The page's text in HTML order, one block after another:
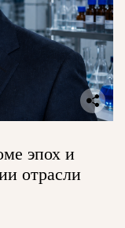
эпох и
отрасли